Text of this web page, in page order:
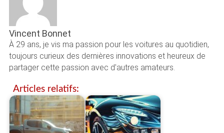
Vincent Bonnet
À 29 ans, je vis ma passion pour les voitures au quotidien,
toujours curieux des dernières innovations et heureux de
partager cette passion avec d'autres amateurs.
Articles relatifs: